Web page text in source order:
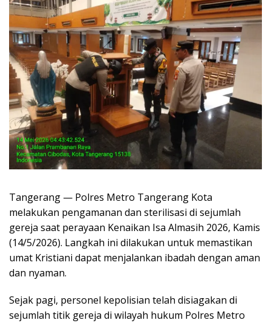
Tangerang — Polres Metro Tangerang Kota
melakukan pengamanan dan sterilisasi di sejumlah
gereja saat perayaan Kenaikan Isa Almasih 2026, Kamis
(14/5/2026). Langkah ini dilakukan untuk memastikan
umat Kristiani dapat menjalankan ibadah dengan aman
dan nyaman.
Sejak pagi, personel kepolisian telah disiagakan di
sejumlah titik gereja di wilayah hukum Polres Metro